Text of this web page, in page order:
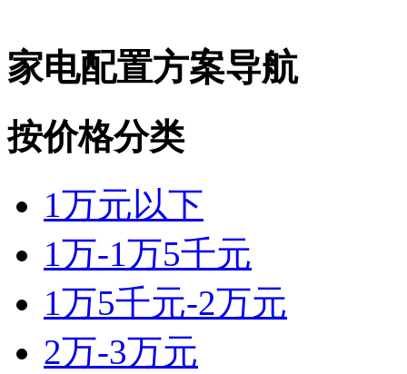
家电配置方案导航
按价格分类
1万元以下
1万-1万5千元
1万5千元-2万元
2万-3万元